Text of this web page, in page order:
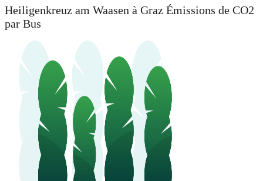
Heiligenkreuz am Waasen à Graz Émissions de CO2
par Bus